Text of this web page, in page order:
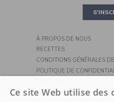
À PROPOS DE NOUS
RECETTES
CONDITIONS GÉNÉRALES
POLITIQUE DE
POLITIQUE DE COOKIE
Ce site Web utilise des